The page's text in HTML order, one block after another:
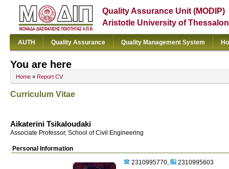
Quality Assurance Unit (MODIP)
Aristotle University of
AUTH Quality Assurance Quality Management System
You are here
Home » Report CV
Curriculum Vitae
Aikaterini Tsikaloudaki
Associate Professor, School of Civil Engineering
Personal Information
2310995770
2310995603